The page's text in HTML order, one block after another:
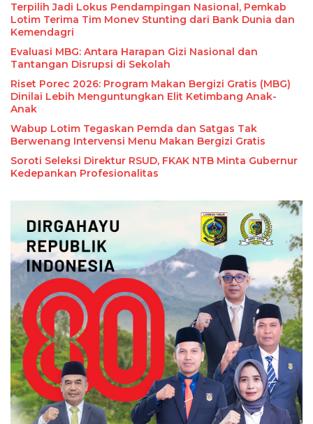
Terpilih Jadi Lokus Pendampingan Nasional, Pemkab
Lotim Terima Tim Monev Stunting dari Bank Dunia dan
Kemendagri
Evaluasi MBG: Antara Harapan Gizi Nasional dan
Tantangan Disrupsi di Sekolah
Riset Porec 2026: Program Makan Bergizi Gratis (MBG)
Dinilai Lebih Menguntungkan Elit Ketimbang Anak-
Anak
Wabup Lotim Tegaskan Pemda dan Satgas Tak
Berwenang Intervensi Menu Makan Bergizi Gratis
Soroti Seleksi Direktur RSUD, FKAK NTB Minta Gubernur
Kedepankan Profesionalitas